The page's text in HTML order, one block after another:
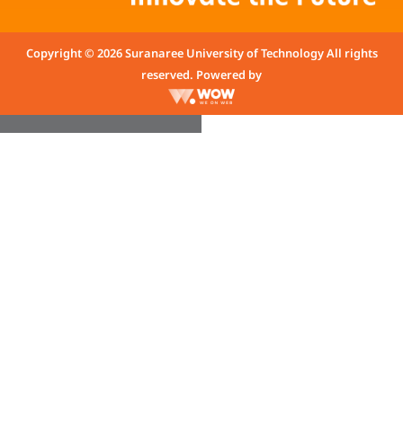
Copyright © 2026 Suranaree University of Technology All rights
reserved. Powered by